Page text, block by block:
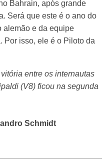
Bahrain, após grande
Será que este é o ano do
alemão e da equipe
Por isso, ele é o Piloto da
entre os internautas
(V8) ficou na segunda
Schmidt